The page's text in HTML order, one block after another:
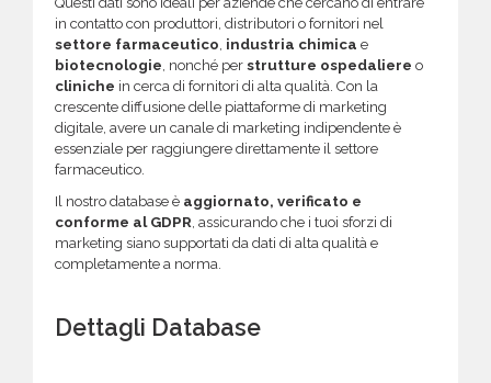
in contatto con produttori, distributori o fornitori nel
settore farmaceutico, industria chimica e
biotecnologie, nonché per strutture ospedaliere o
cliniche in cerca di fornitori di alta qualità. Con la
crescente diffusione delle piattaforme di marketing
digitale, avere un canale di marketing indipendente è
essenziale per raggiungere direttamente il settore
farmaceutico.
Il nostro database è aggiornato, verificato e
conforme al GDPR, assicurando che i tuoi sforzi di
marketing siano supportati da dati di alta qualità e
completamente a norma.
Dettagli Database